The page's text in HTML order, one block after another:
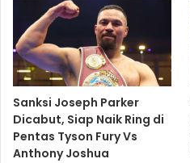
Sanksi Joseph Parker
Dicabut, Siap Naik Ring di
Pentas Tyson Fury Vs
Anthony Joshua